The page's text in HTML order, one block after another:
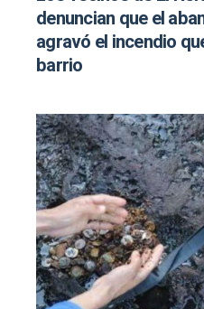
denuncian que el
agravó el incendio
barrio